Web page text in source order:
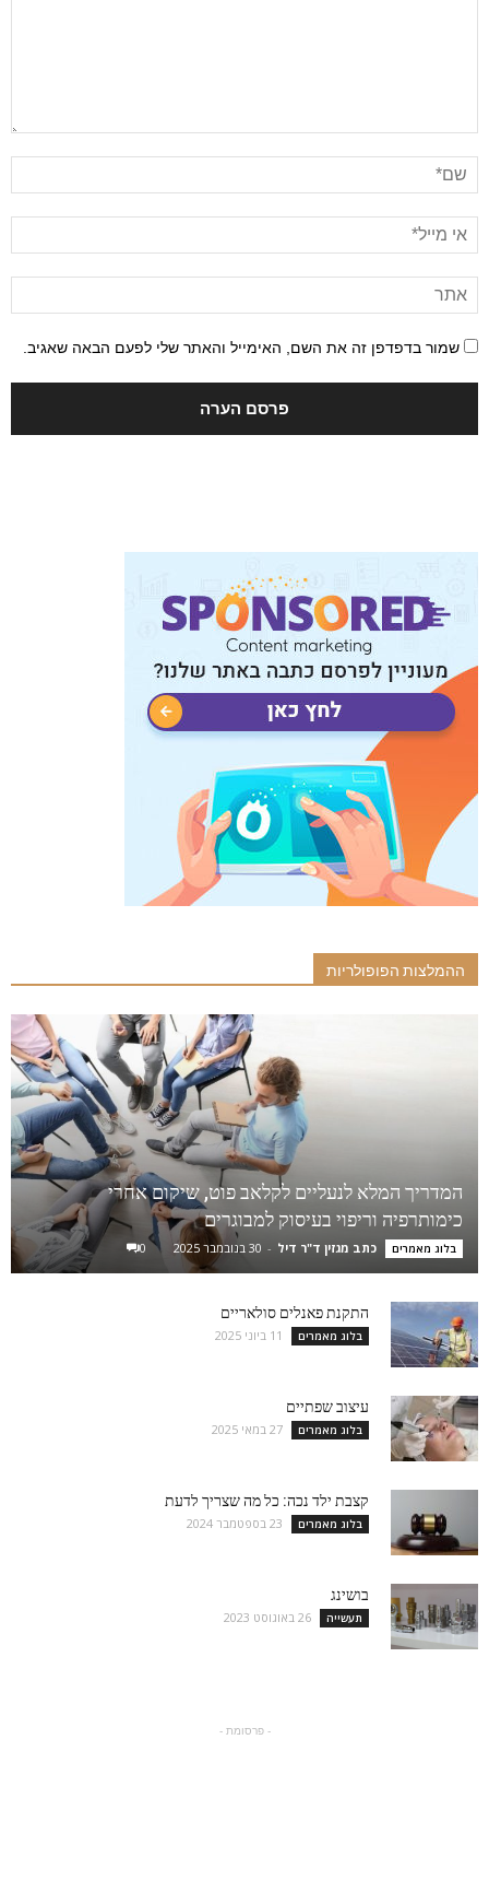
שמור בדפדפן זה את השם, האימייל והאתר שלי לפעם הבאה שאגיב.
ההמלצות הפופולריות
המדריך המלא לנעליים לקלאב פוט, שיקום אחרי
כימותרפיה וריפוי בעיסוק למבוגרים
בלוג מאמרים כתב מגזין ד"ר דיל - 30 בנובמבר 2025 0
התקנת פאנלים סולאריים
בלוג מאמרים 11 ביוני 2025
עיצוב שפתיים
בלוג מאמרים 27 במאי 2025
קצבת ילד נכה: כל מה שצריך לדעת
בלוג מאמרים 23 בספטמבר 2024
בושינג
תעשייה 26 באוגוסט 2023
- פרסומת -